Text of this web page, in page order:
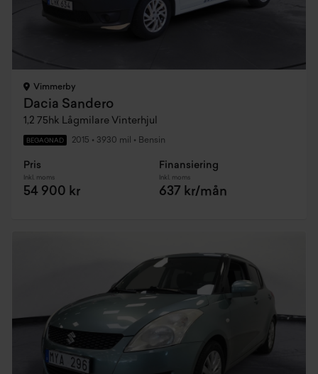
Vimmerby
Dacia Sandero
1,2 75hk Lågmilare Vinterhjul
BEGAGNAD 2015 • 3930 mil • Bensin
Pris
Inkl. moms
54 900 kr
Finansiering
Inkl. moms
637 kr/mån